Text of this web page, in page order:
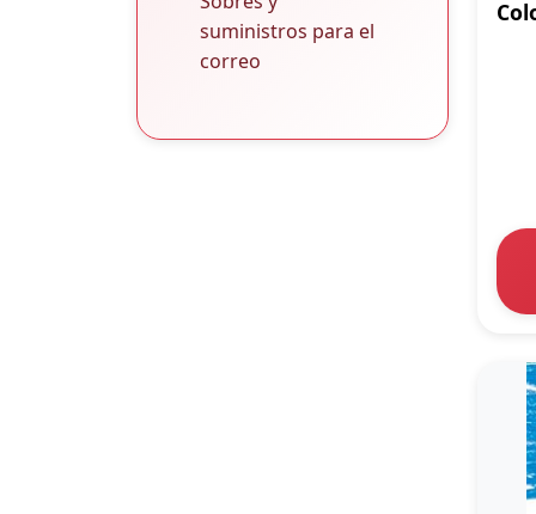
suministros para el
correo